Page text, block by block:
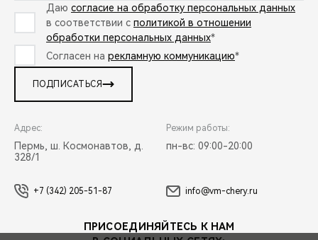
Даю согласие на обработку персональных данных
в соответствии с политикой в отношении
обработки персональных данных*
Согласен на рекламную коммуникацию*
ПОДПИСАТЬСЯ
Адрес:
Пермь, ш. Космонавтов, д.
328/1
Режим работы:
пн-вс: 09:00-20:00
+7 (342) 205-51-87 info@vm-chery.ru
ПРИСОЕДИНЯЙТЕСЬ К НАМ